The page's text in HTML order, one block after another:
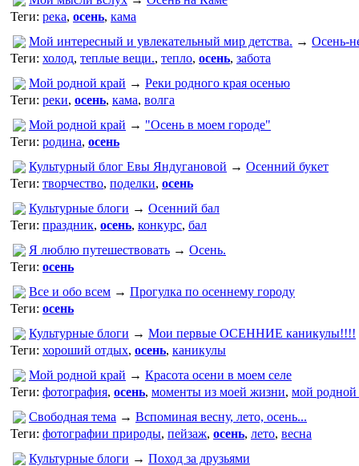
Теги: река, осень, кама
Мой интересный и увлекательный мир детства. → Осень-
Теги: холод, теплые вещи., тепло, осень, забота
Мой родной край → Реки родного края осенью
Теги: реки, осень, кама, волга
Мой родной край → "Осень в моем городе"
Теги: родина, осень
Культурный блог Евы Яндугановой → Осенний букет
Теги: творчество, поделки, осень
Культурные блоги → Осенний бал
Теги: праздник, осень, конкурс, бал
Я люблю путешествовать → Осень.
Теги: осень
Все и обо всем → Прогулка по осеннему городу
Теги: осень
Культурные блоги → Мои первые ОСЕННИЕ каникулы!!!!
Теги: хороший отдых, осень, каникулы
Мой родной край → Красота осени в моем селе
Теги: фотография, осень, моменты из моей жизни, мой родной
Свободная тема → Вспоминая весну, лето, осень...
Теги: фотографии природы, пейзаж, осень, лето, весна
Культурные блоги → Поход за друзьями